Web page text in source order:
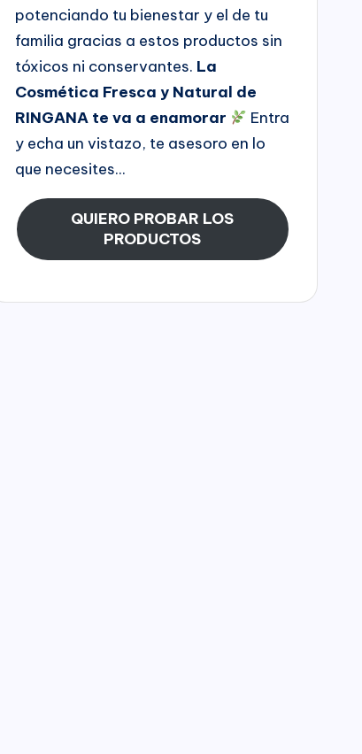
potenciando tu bienestar y el de tu
familia gracias a estos productos sin
tóxicos ni conservantes. La
Cosmética Fresca y Natural de
RINGANA te va a enamorar
Entra
y echa un vistazo, te asesoro en lo
que necesites...
QUIERO PROBAR LOS
PRODUCTOS